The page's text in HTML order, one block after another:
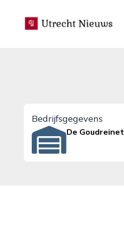
utrecht-nieuws.nl
Bedrijfsgegevens
De Goudreinet